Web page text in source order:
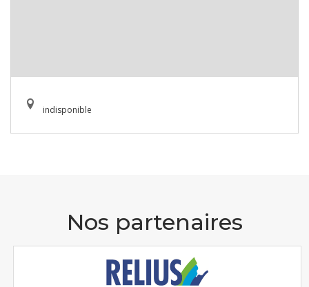
indisponible
Nos partenaires